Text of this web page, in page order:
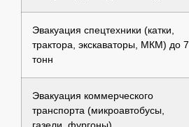
Эвакуация спецтехники (катки,
трактора, экскаваторы, МКМ) до 7
тонн
Эвакуация коммерческого
транспорта (микроавтобусы,
газели, фургоны)